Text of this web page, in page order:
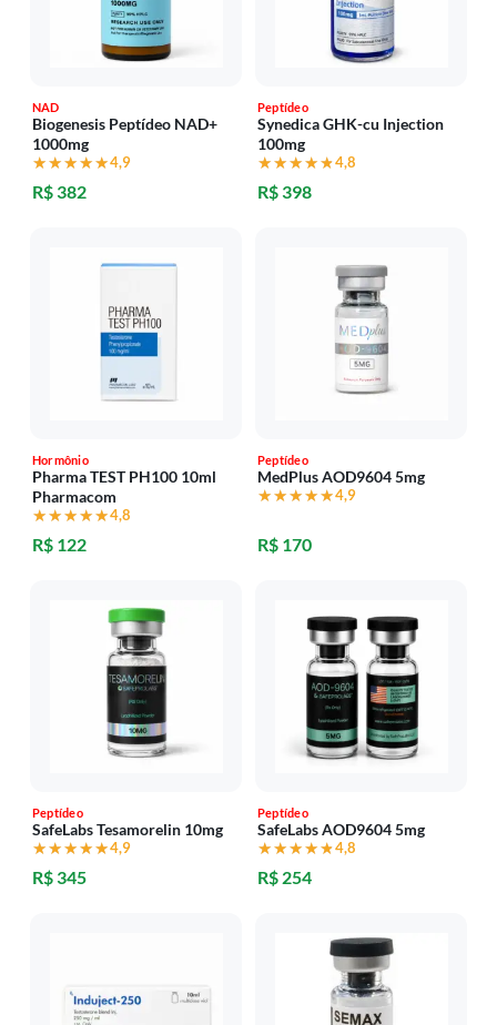
NAD
Biogenesis Peptídeo NAD+
1000mg
★★★★★
★★★★★4,9
R$ 382
Peptídeo
Synedica GHK-cu Injection
100mg
★★★★★
★★★★★4,8
R$ 398
Hormônio
Pharma TEST PH100 10ml
Pharmacom
★★★★★
★★★★★4,8
R$ 122
Peptídeo
MedPlus AOD9604 5mg
★★★★★
★★★★★4,9
R$ 170
Peptídeo
SafeLabs Tesamorelin 10mg
★★★★★
★★★★★4,9
R$ 345
Peptídeo
SafeLabs AOD9604 5mg
★★★★★
★★★★★4,8
R$ 254